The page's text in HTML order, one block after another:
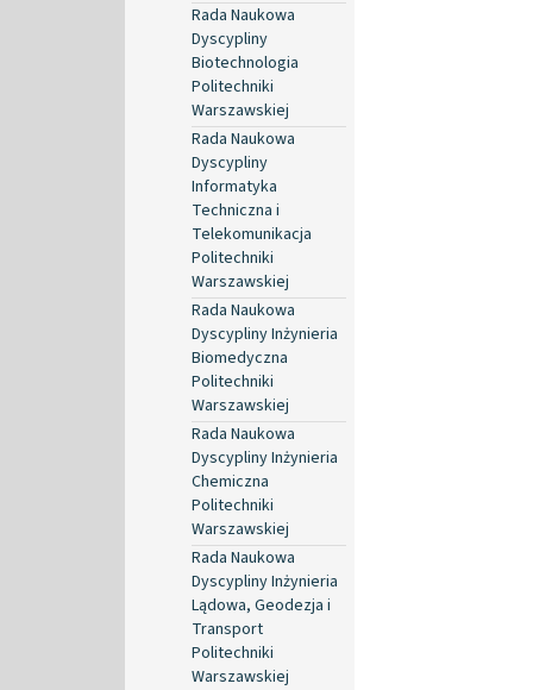
Rada Naukowa
Dyscypliny
Biotechnologia
Politechniki
Warszawskiej
Rada Naukowa
Dyscypliny
Informatyka
Techniczna i
Telekomunikacja
Politechniki
Warszawskiej
Rada Naukowa
Dyscypliny Inżynieria
Biomedyczna
Politechniki
Warszawskiej
Rada Naukowa
Dyscypliny Inżynieria
Chemiczna
Politechniki
Warszawskiej
Rada Naukowa
Dyscypliny Inżynieria
Lądowa, Geodezja i
Transport
Politechniki
Warszawskiej